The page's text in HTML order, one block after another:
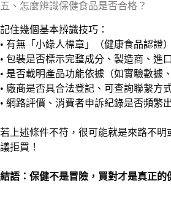
五、怎麼辨識保健食品是否合格？
記住幾個基本辨識技巧：
• 有無「小綠人標章」（健康食品認證）
• 包裝是否標示完整成分、製造商、進
• 是否載明產品功能依據（如實驗數據
• 廠商是否具合法登記、可查詢聯繫方
• 網路評價、消費者申訴紀錄是否頻繁
若上述條件不符，很可能就是來路不明
議拒買！
結語：保健不是冒險，買對才是真正的